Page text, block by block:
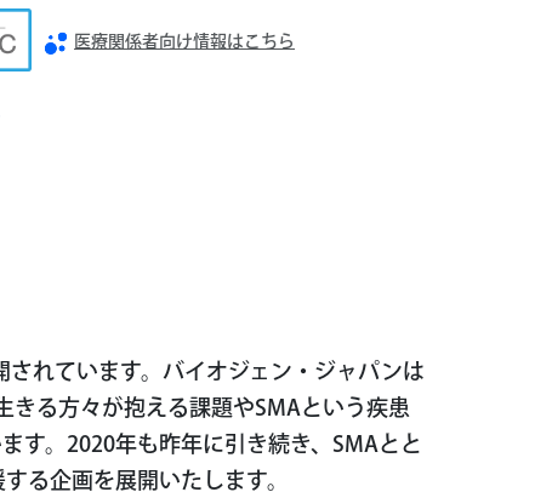
医療関係者向け情報はこちら
れています。バイオジェン・ジャパンは
きる方々が抱える課題やSMAという疾患
す。2020年も昨年に引き続き、SMAとと
る企画を展開いたします。